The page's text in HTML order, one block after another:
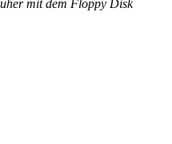
mit dem Floppy Disk